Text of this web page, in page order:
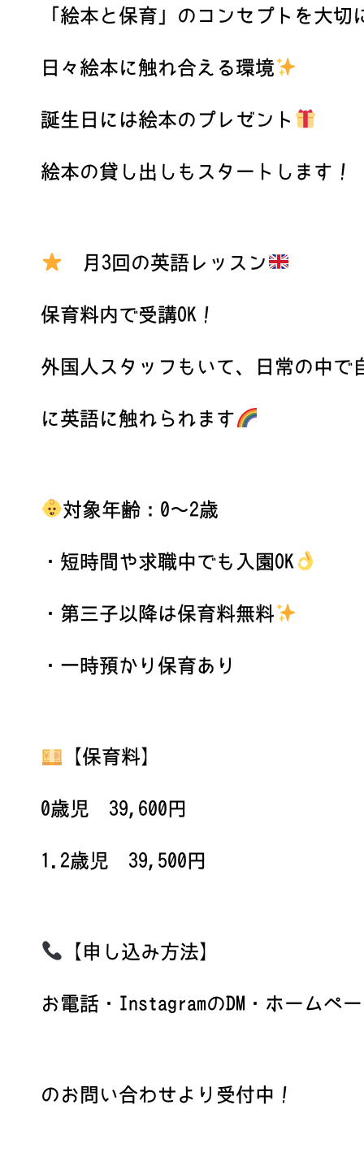
「絵本と保育」のコンセプトを大切
日々絵本に触れ合える環境
誕生日には絵本のプレゼント
絵本の貸し出しもスタートします！
月3回の英語レッスン
保育料内で受講OK！
外国人スタッフもいて、日常の中で
に英語に触れられます
対象年齢：0〜2歳
・短時間や求職中でも入園OK
・第三子以降は保育料無料
・一時預かり保育あり
【保育料】
0歳児 39,600円
1.2歳児 39,500円
【申し込み方法】
お電話・InstagramのDM・ホームペ
のお問い合わせより受付中！